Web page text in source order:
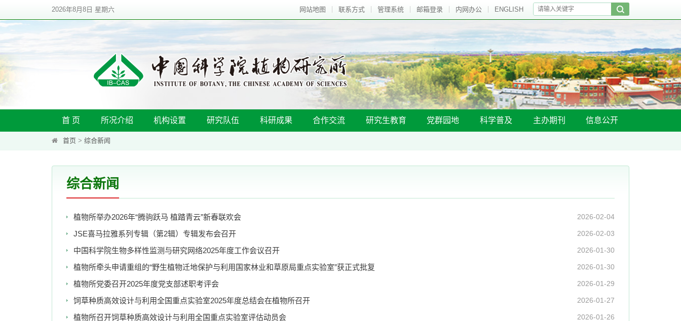
2026年8月8日 星期六 网站地图 联系方式 管理系统 邮箱登录 内网办公 ENGLISH
首 页 所况介绍 机构设置 研究队伍 科研成果 合作交流 研究生教育 党群园地 科学普及 主办期刊 信息公开
首页 > 综合新闻
综合新闻
2026-02-04
植物所举办2026年“腾驹跃马 植踏青云”新春联欢会
2026-02-03
JSE喜马拉雅系列专辑（第2辑）专辑发布会召开
2026-01-30
中国科学院生物多样性监测与研究网络2025年度工作会议召开
2026-01-30
植物所牵头申请重组的“野生植物迁地保护与利用国家林业和草原局重点实验室”获正式批复
2026-01-29
植物所党委召开2025年度党支部述职考评会
2026-01-27
饲草种质高效设计与利用全国重点实验室2025年度总结会在植物所召开
2026-01-26
植物所召开饲草种质高效设计与利用全国重点实验室评估动员会